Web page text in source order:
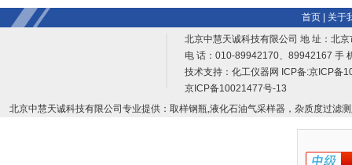
首页|
关于
北京中慧天诚科技有限公司 地 址：北
电 话：010-89942170、89942167 手
技术支持： 化工仪器网 ICP备:京ICP备
京ICP备10021477号-13
北京中慧天诚科技有限公司专业提供：取样钢瓶,液化石油气采样器，杂质度过滤